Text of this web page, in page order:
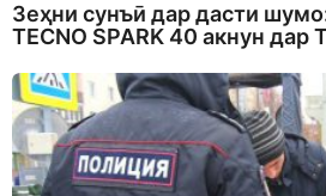
Зеҳни сунъӣ дар дасти
TECNO SPARK 40 акнун дар